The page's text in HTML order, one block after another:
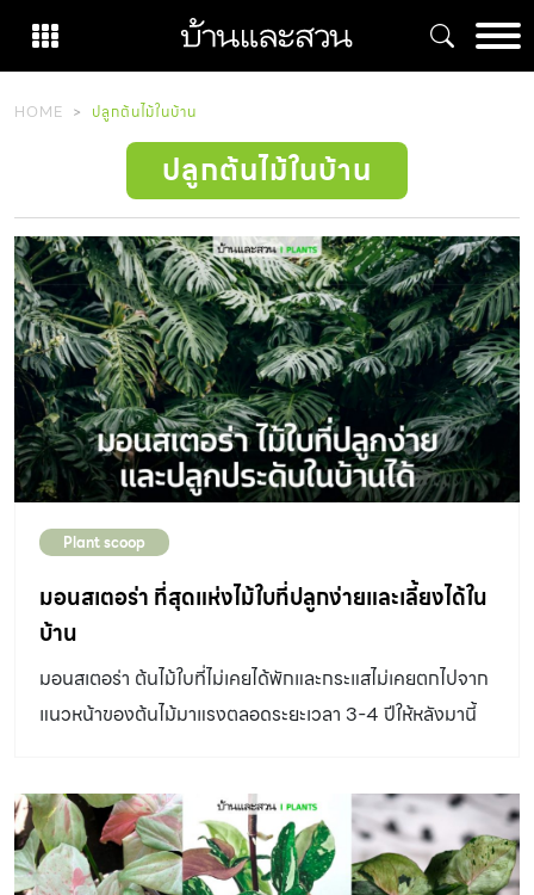
content
HOME ปลูกต้นไม้ในบ้าน
ปลูกต้นไม้ในบ้าน
Plant scoop
มอนสเตอร่า ที่สุดแห่งไม้ใบที่ปลูกง่ายและเลี้ยงได้ใน
บ้าน
มอนสเตอร่า ต้นไม้ใบที่ไม่เคยได้พักและกระแสไม่เคยตกไปจาก
แนวหน้าของต้นไม้มาแรงตลอดระยะเวลา 3-4 ปีให้หลังมานี้